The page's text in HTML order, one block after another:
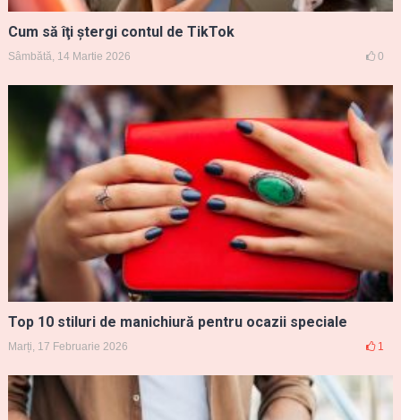
Cum să îţi ştergi contul de TikTok
Sâmbătă, 14 Martie 2026 0
Top 10 stiluri de manichiură pentru ocazii speciale
Marți, 17 Februarie 2026 1